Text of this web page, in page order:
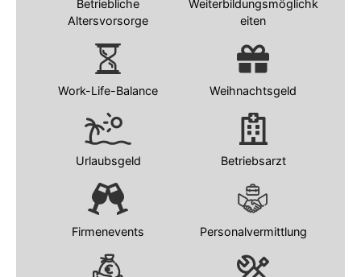
Betriebliche
Altersvorsorge
Weiterbildungsmöglichk
eiten
Work-Life-Balance Weihnachtsgeld
Urlaubsgeld Betriebsarzt
Firmenevents Personalvermittlung